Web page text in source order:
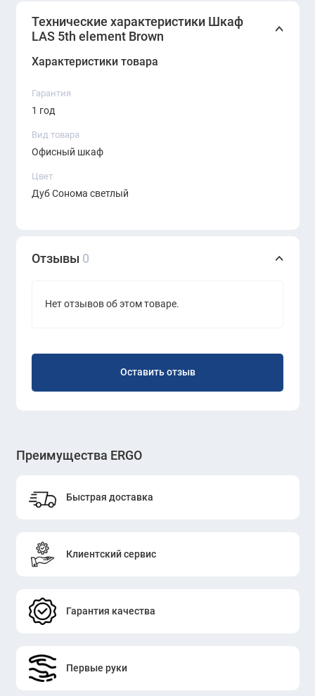
Назначение:офисные помещения, кабинеты,
зоны хранения
Преимущества:
Современный и минималистичный дизайн
Натуральный цвет дерева делает интерьер
Прочные и долговечные материалы
Технические характеристики Шкаф
LAS 5th element Brown
Характеристики товара
Гарантия
1 год
Вид товара
Офисный шкаф
Цвет
Дуб Сонома светлый
Отзывы 0
Нет отзывов об этом товаре.
Оставить отзыв
Преимущества ERGO
Быстрая доставка
Клиентский сервис
Гарантия качества
Первые руки